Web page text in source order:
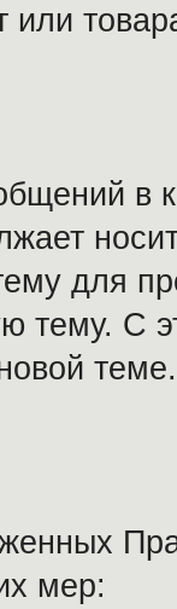
или
в
для
тему. С
теме.
мер: